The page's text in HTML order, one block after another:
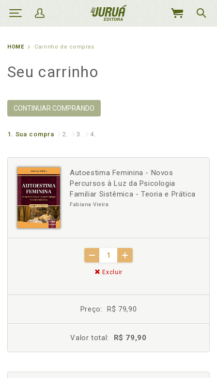
MEU
HOME Carrinho de compras
Seu carrinho
CONTINUAR COMPRANDO
1. Sua compra 2. 3. 4.
Autoestima Feminina - Novos
Percursos à Luz da Psicologia
Familiar Sistêmica - Teoria e Prática
Fabiana Vieira
Excluir
Preço: R$ 79,90
Valor total: R$ 79,90